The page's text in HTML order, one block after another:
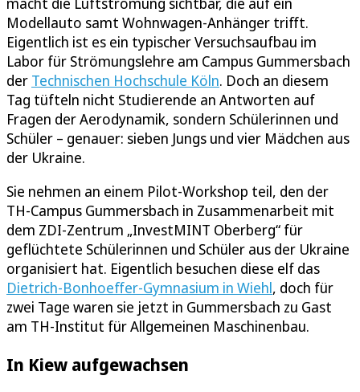
Modellauto samt Wohnwagen-Anhänger trifft.
Eigentlich ist es ein typischer Versuchsaufbau im
Labor für Strömungslehre am Campus Gummersbach
der Technischen Hochschule Köln. Doch an diesem
Tag tüfteln nicht Studierende an Antworten auf
Fragen der Aerodynamik, sondern Schülerinnen und
Schüler – genauer: sieben Jungs und vier Mädchen aus
der Ukraine.
Sie nehmen an einem Pilot-Workshop teil, den der
TH-Campus Gummersbach in Zusammenarbeit mit
dem ZDI-Zentrum „InvestMINT Oberberg“ für
geflüchtete Schülerinnen und Schüler aus der Ukraine
organisiert hat. Eigentlich besuchen diese elf das
Dietrich-Bonhoeffer-Gymnasium in Wiehl, doch für
zwei Tage waren sie jetzt in Gummersbach zu Gast
am TH-Institut für Allgemeinen Maschinenbau.
In Kiew aufgewachsen